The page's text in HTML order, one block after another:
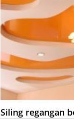
Siling regangan